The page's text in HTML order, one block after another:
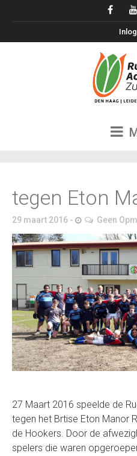
tegen Eton
29 maart 2016 Geen
27 Maart 2016 speelde de
tegen het Brtise Eton Manor
de Hookers. Door de
spelers die waren